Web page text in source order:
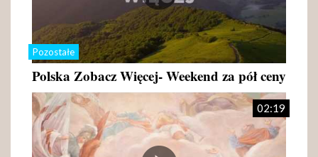
Pozostałe
Polska Zobacz Więcej- Weekend za pół ceny
02:19